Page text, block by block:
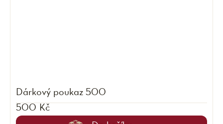
Dárkový poukaz 500
500 Kč